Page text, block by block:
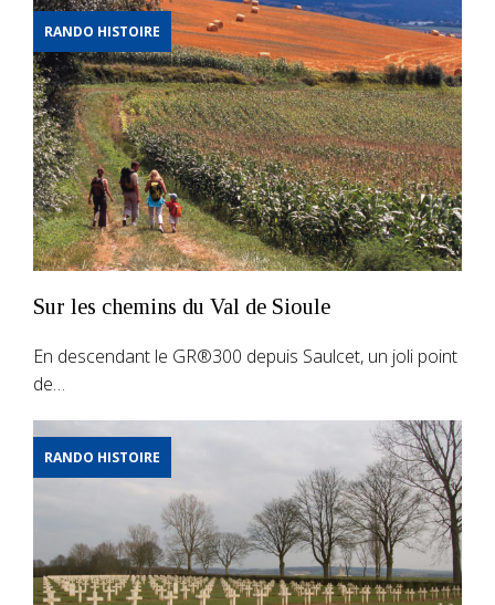
RANDO HISTOIRE
Sur les chemins du Val de Sioule
En descendant le GR®300 depuis Saulcet, un joli point
de…
RANDO HISTOIRE